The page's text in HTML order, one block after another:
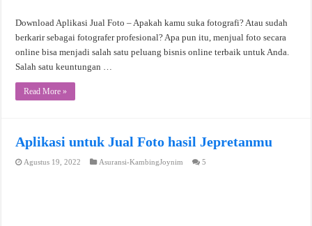
Download Aplikasi Jual Foto – Apakah kamu suka fotografi? Atau sudah
berkarir sebagai fotografer profesional? Apa pun itu, menjual foto secara
online bisa menjadi salah satu peluang bisnis online terbaik untuk Anda.
Salah satu keuntungan …
Read More »
Aplikasi untuk Jual Foto hasil Jepretanmu
Agustus 19, 2022 Asuransi-KambingJoynim 5